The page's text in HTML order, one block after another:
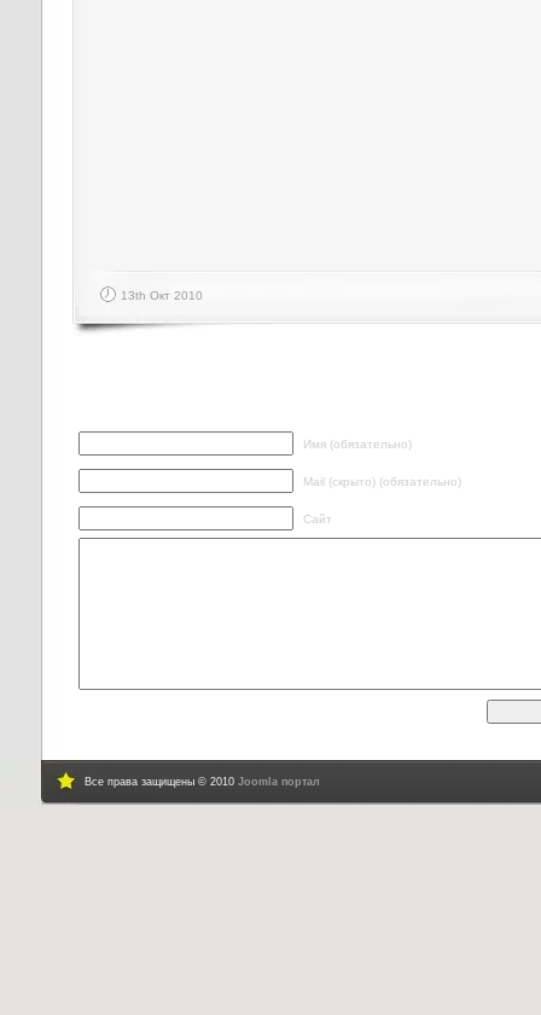
13th Окт 2010
Имя (обязательно)
Mail (скрыто) (обязательно)
Сайт
Все права защищены © 2010 Joomla портал